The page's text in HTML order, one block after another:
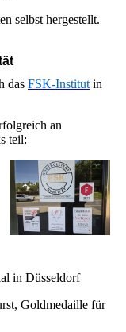
selbst hergestellt.
das FSK-Institut in
an
teil:
in Düsseldorf
Goldmedaille für